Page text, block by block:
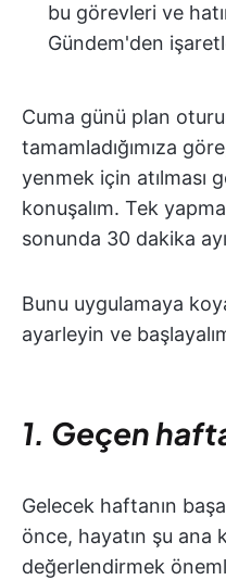
bu görevleri ve
Gündem'den
Cuma günü plan
tamamladığımıza
yenmek için atılması
konuşalım. Tek
sonunda 30 dakika
Bunu uygulamaya
ayarleyin ve
1. Geçen
Gelecek haftanın
önce, hayatın şu ana
değerlendirmek